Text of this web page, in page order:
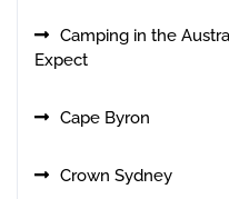
Camping in the
Expect
Cape Byron
Crown Sydney